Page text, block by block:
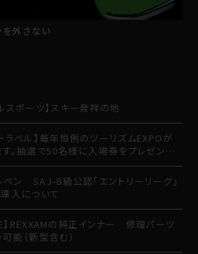
外さない
スポーツ】スキー発祥の地
ラベル】毎年恒例のツーリズムEXPOが
。抽選で50名様に入場券をプレゼント
きます。
ペン SAJ-B級公認「エントリーリーグ」
入について
】REXXAMの純正インナー 修理パーツ
能（新型含む）